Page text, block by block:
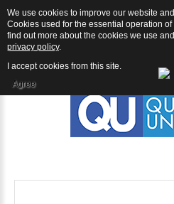
We use cookies to improve our website
Cookies used for the essential operation
find out more about the cookies we use
privacy policy.
I accept cookies from this site.
Agree
QU | Productos